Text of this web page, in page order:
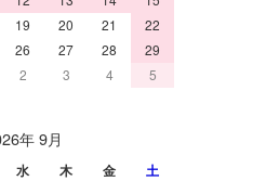
19 20 21
22
26 27 28
29
2 3 4 5
年 9月
水 木 金 土